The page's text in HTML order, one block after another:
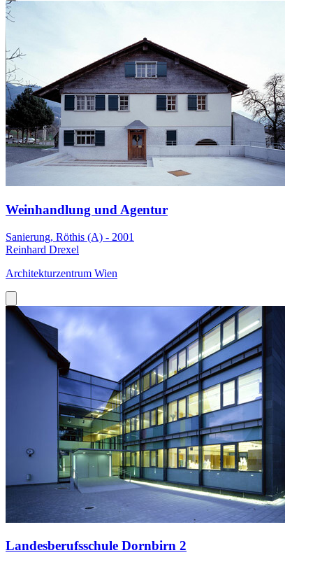
Weinhandlung und Agentur
Sanierung, Röthis (A) - 2001
Reinhard Drexel
Architekturzentrum Wien
Landesberufsschule Dornbirn 2